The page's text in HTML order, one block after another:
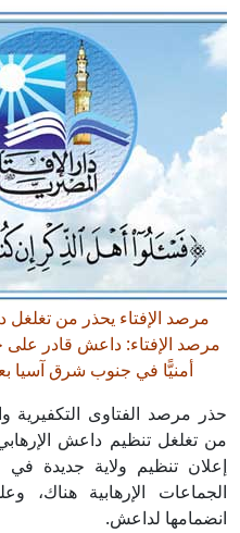
مرصد الإفتاء يحذر من
مرصد الإفتاء: داعش قادر
أمنيًّا في جنوب شرق آسيا
حذر مرصد الفتاوى التكفيرية
من تغلغل تنظيم داعش
إعلان تنظيم ولاية جديدة
الجماعات الإرهابية هناك،
انضمامها لداعش.